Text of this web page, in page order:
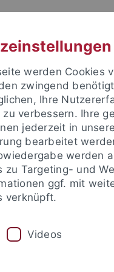
werden Cookies
zwingend
Ihre
zu verbessern. Ihre
jederzeit in
bearbeitet
werden
zu Targeting- und
ggf. mit
verknüpft.
Videos